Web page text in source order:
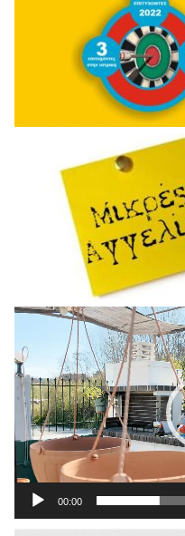
Πρόγραμμα
Αναπαραγωγής
Βίντεο
00:00